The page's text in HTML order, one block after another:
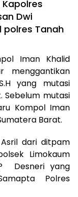
Dwi
polres Tanah
Iman Khalid
menggantikan
yang mutasi
Sebelum mutasi
Kompol Iman
Barat.
dari ditpam
Limokaum
Desneri yang
Polres